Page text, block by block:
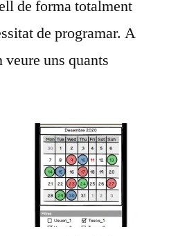
de forma totalment
de programar. A
uns quants